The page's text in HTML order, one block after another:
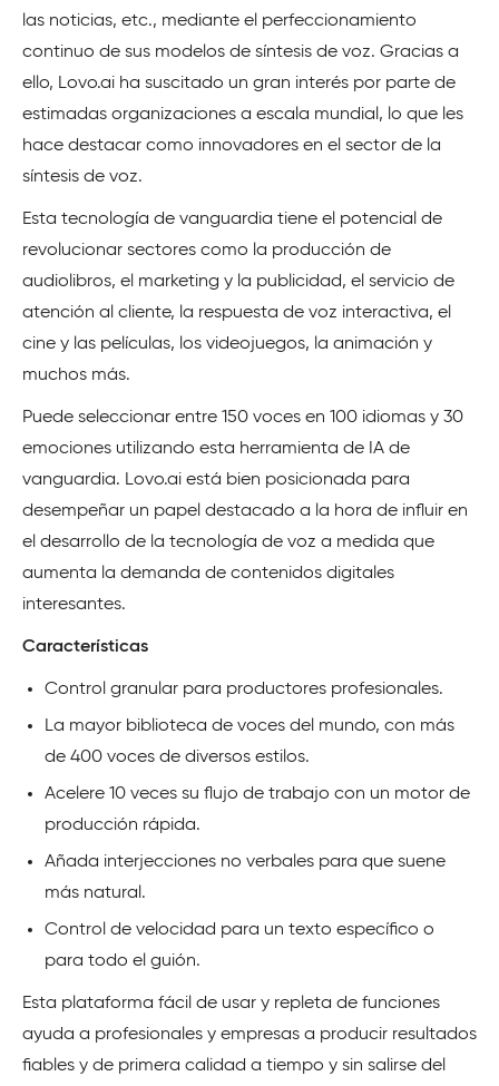
las noticias, etc., mediante el perfeccionamiento
continuo de sus modelos de síntesis de voz. Gracias a
ello, Lovo.ai ha suscitado un gran interés por parte de
estimadas organizaciones a escala mundial, lo que les
hace destacar como innovadores en el sector de la
síntesis de voz.
Esta tecnología de vanguardia tiene el potencial de
revolucionar sectores como la producción de
audiolibros, el marketing y la publicidad, el servicio de
atención al cliente, la respuesta de voz interactiva, el
cine y las películas, los videojuegos, la animación y
muchos más.
Puede seleccionar entre 150 voces en 100 idiomas y 30
emociones utilizando esta herramienta de IA de
vanguardia. Lovo.ai está bien posicionada para
desempeñar un papel destacado a la hora de influir en
el desarrollo de la tecnología de voz a medida que
aumenta la demanda de contenidos digitales
interesantes.
Características
Control granular para productores profesionales.
La mayor biblioteca de voces del mundo, con más
de 400 voces de diversos estilos.
Acelere 10 veces su flujo de trabajo con un motor de
producción rápida.
Añada interjecciones no verbales para que suene
más natural.
Control de velocidad para un texto específico o
para todo el guión.
Esta plataforma fácil de usar y repleta de funciones
ayuda a profesionales y empresas a producir resultados
fiables y de primera calidad a tiempo y sin salirse del